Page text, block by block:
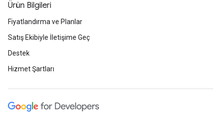
Ürün Bilgileri
Fiyatlandırma ve Planlar
Satış Ekibiyle İletişime Geç
Destek
Hizmet Şartları